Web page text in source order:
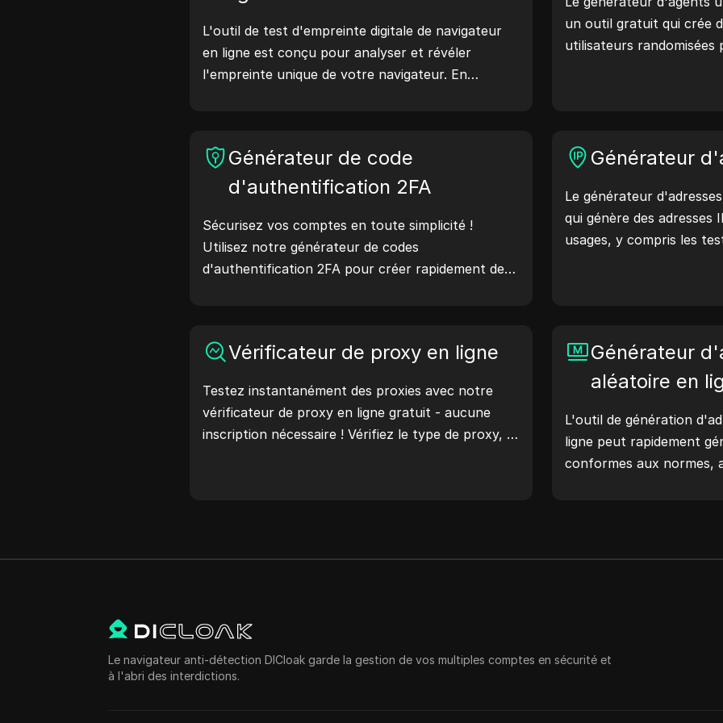
L'outil de test d'empreinte digitale de navigateur
en ligne est conçu pour analyser et révéler
l'empreinte unique de votre navigateur. En
améliorer votre vie privée et votre sécurité en
ligne.
un outil gratuit qui crée
utilisateurs randomisées
aux vérifications de
flux de travail : générez
aujourd'hui !
Générateur de code
d'authentification 2FA
Sécurisez vos comptes en toute simplicité !
Utilisez notre générateur de codes
d'authentification 2FA pour créer rapidement des
Générateur
Le générateur
qui génère des adresses
usages, y compris les
rapidement des
géolocalisation, les
et plus encore.
améliorez votre
générez des adresses IP
Vérificateur de proxy en ligne
Testez instantanément des proxies avec notre
vérificateur de proxy en ligne gratuit - aucune
inscription nécessaire ! Vérifiez le type de proxy, le
Générateur
aléatoire en
L'outil de génération
ligne peut rapidement
conformes aux normes,
Le navigateur anti-détection DICloak garde la gestion de vos multiples comptes en sécurité et
à l'abri des interdictions.